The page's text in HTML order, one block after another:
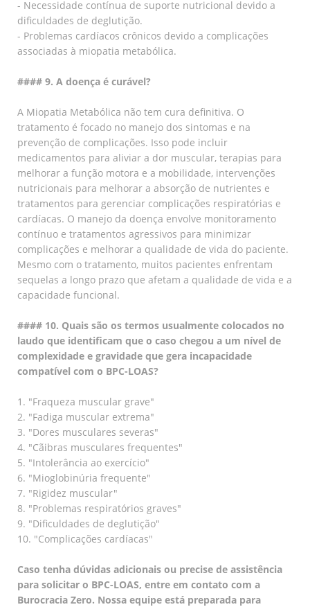
- Necessidade contínua de suporte nutricional devido a
dificuldades de deglutição.
- Problemas cardíacos crônicos devido a complicações
associadas à miopatia metabólica.
#### 9. A doença é curável?
A Miopatia Metabólica não tem cura definitiva. O
tratamento é focado no manejo dos sintomas e na
prevenção de complicações. Isso pode incluir
medicamentos para aliviar a dor muscular, terapias para
melhorar a função motora e a mobilidade, intervenções
nutricionais para melhorar a absorção de nutrientes e
tratamentos para gerenciar complicações respiratórias e
cardíacas. O manejo da doença envolve monitoramento
contínuo e tratamentos agressivos para minimizar
complicações e melhorar a qualidade de vida do paciente.
Mesmo com o tratamento, muitos pacientes enfrentam
sequelas a longo prazo que afetam a qualidade de vida e a
capacidade funcional.
#### 10. Quais são os termos usualmente colocados no
laudo que identificam que o caso chegou a um nível de
complexidade e gravidade que gera incapacidade
compatível com o BPC-LOAS?
1. "Fraqueza muscular grave"
2. "Fadiga muscular extrema"
3. "Dores musculares severas"
4. "Cãibras musculares frequentes"
5. "Intolerância ao exercício"
6. "Mioglobinúria frequente"
7. "Rigidez muscular"
8. "Problemas respiratórios graves"
9. "Dificuldades de deglutição"
10. "Complicações cardíacas"
Caso tenha dúvidas adicionais ou precise de assistência
para solicitar o BPC-LOAS, entre em contato com a
Burocracia Zero. Nossa equipe está preparada para